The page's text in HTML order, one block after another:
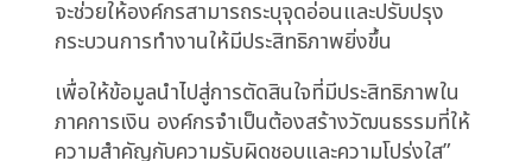
ความท้าทายในการกำหนดความรับผิดชอบในการ
ตัดสินใจจากข้อมูลไม่ได้จำกัดอยู่เพียงแค่ระดับบุคคล
แต่ยังรวมถึงระดับทีมและระดับองค์กรด้วย” ใน
หลายองค์กร ข้อมูลถูกรวบรวมและวิเคราะห์โดยทีม